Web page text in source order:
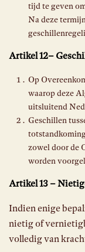
tijd te geven
Na deze
Artikel 12–
Op
waarop deze
uitsluitend
Geschillen
zowel door de
worden
Artikel 13 –
Indien enige
nietig of
volledig van